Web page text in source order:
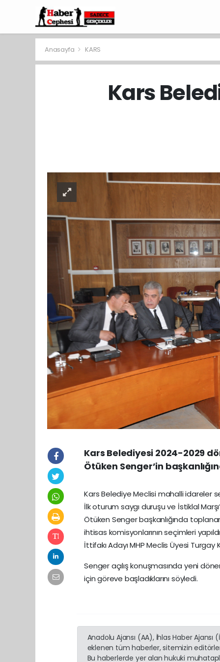
Anasayfa KARS
Kars
Kars Belediyesi 2024-2029
Ötüken Senger’in
Kars Belediye Meclisi mahalli idareler
İlk oturum saygı duruşu ve İstiklal
Ötüken Senger başkanlığında
ihtisas komisyonlarının seçimleri
İttifakı Adayı MHP Meclis Üyesi Turgay
Senger açılış konuşmasında yeni
için göreve başladıklarını söyledi.
Anadolu Ajansı (AA), İhlas Haber
eklenen tüm haberler, sitemizin
Bu haberlerde yer alan hukuki